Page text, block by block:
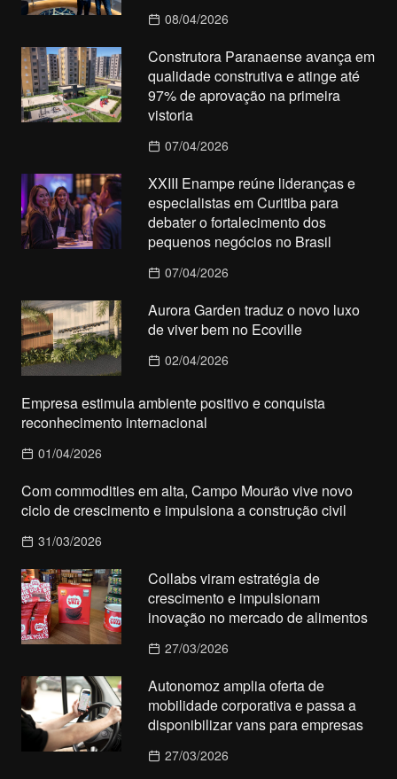
08/04/2026
Construtora Paranaense avança em
qualidade construtiva e atinge até
97% de aprovação na primeira
vistoria
07/04/2026
XXIII Enampe reúne lideranças e
especialistas em Curitiba para
debater o fortalecimento dos
pequenos negócios no Brasil
07/04/2026
Aurora Garden traduz o novo luxo
de viver bem no Ecoville
02/04/2026
Empresa estimula ambiente positivo e conquista
reconhecimento internacional
01/04/2026
Com commodities em alta, Campo Mourão vive novo
ciclo de crescimento e impulsiona a construção civil
31/03/2026
Collabs viram estratégia de
crescimento e impulsionam
inovação no mercado de alimentos
27/03/2026
Autonomoz amplia oferta de
mobilidade corporativa e passa a
disponibilizar vans para empresas
27/03/2026